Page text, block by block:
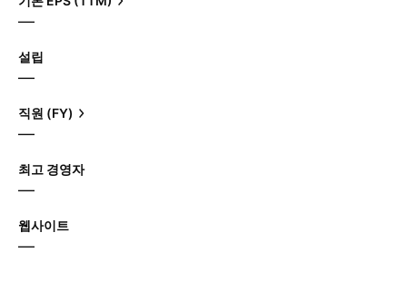
—
설립
—
직원 (FY)
—
최고 경영자
—
웹사이트
—